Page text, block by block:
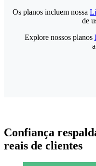
Os planos incluem nossa
de
Explore nossos planos
Confiança
reais de clientes